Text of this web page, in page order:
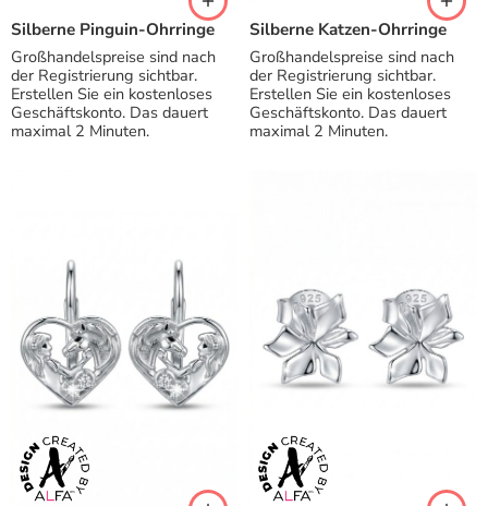
Silberne Pinguin-Ohrringe
Großhandelspreise sind nach
der Registrierung sichtbar.
Erstellen Sie ein kostenloses
Geschäftskonto. Das dauert
maximal 2 Minuten.
Silberne Katzen-Ohrringe
Großhandelspreise sind nach
der Registrierung sichtbar.
Erstellen Sie ein kostenloses
Geschäftskonto. Das dauert
maximal 2 Minuten.